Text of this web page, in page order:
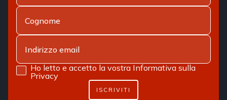
Ho letto e accetto la vostra Informativa sulla
Privacy
ISCRIVITI